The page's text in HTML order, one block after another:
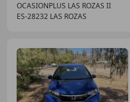
OCASIONPLUS LAS ROZAS II
ES-28232 LAS ROZAS